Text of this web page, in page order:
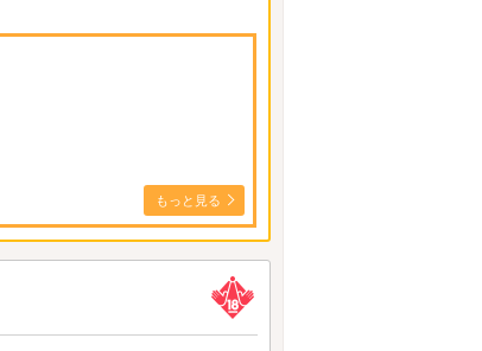
もっと見る